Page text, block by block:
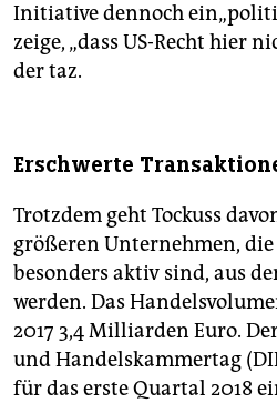
Initiative dennoch
zeige, „dass US-Recht hier
der taz.
Erschwerte
Trotzdem geht Tockuss
größeren Unternehmen, die
besonders aktiv sind, aus
werden. Das
2017 3,4 Milliarden Euro.
und Handelskammertag
für das erste Quartal 2018